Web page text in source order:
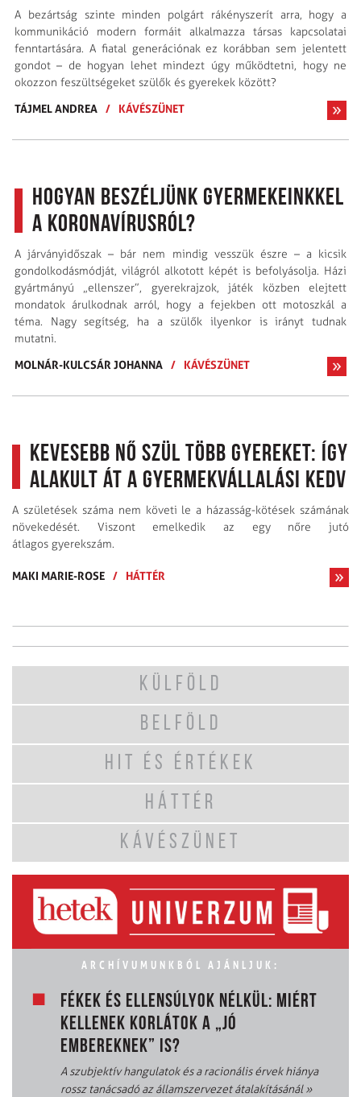
A bezártság szinte minden polgárt rákényszerít arra, hogy a
kommunikáció modern formáit alkalmazza társas kapcsolatai
fenntartására. A fiatal generációnak ez korábban sem jelentett
gondot – de hogyan lehet mindezt úgy működtetni, hogy ne
okozzon feszültségeket szülők és gyerekek között?
TÁJMEL ANDREA / KÁVÉSZÜNET
Hogyan beszéljünk gyermekeinkkel
a koronavírusról?
A járványidőszak – bár nem mindig vesszük észre – a kicsik
gondolkodásmódját, világról alkotott képét is befolyásolja. Házi
gyártmányú „ellenszer”, gyerekrajzok, játék közben elejtett
mondatok árulkodnak arról, hogy a fejekben ott motoszkál a
téma. Nagy segítség, ha a szülők ilyenkor is irányt tudnak
mutatni.
MOLNÁR-KULCSÁR JOHANNA / KÁVÉSZÜNET
Kevesebb nő szül több gyereket: így
alakult át a gyermekvállalási kedv
A születések száma nem követi le a házasság-kötések számának
növekedését. Viszont emelkedik az egy nőre jutó
átlagos gyerekszám.
MAKI MARIE-ROSE / HÁTTÉR
KÜLFÖLD
BELFÖLD
HIT ÉS ÉRTÉKEK
HÁTTÉR
KÁVÉSZÜNET
ARCHÍVUMUNKBÓL AJÁNLJUK:
FÉKEK ÉS ELLENSÚLYOK NÉLKÜL: MIÉRT
KELLENEK KORLÁTOK A „JÓ
EMBEREKNEK” IS?
A szubjektív hangulatok és a racionális érvek hiánya
rossz tanácsadó az államszervezet átalakításánál»